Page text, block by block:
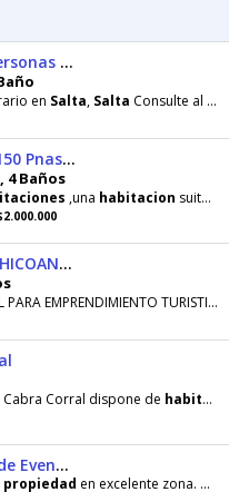
zp63 Hotel para 2 personas en
en Salta, Salta Consulte al Dueño: Fernando LISTADO DE PRECIOS
CASA CON SALON P/150 Pnas recibo vehiculo
4 Baños
,una habitacion suite con hidromasaje a terminar ,dos baños
VENTA PROPIEDAD CHICOANA P/EMPRENDIMIENTO TURISTI
TURISTICO (COMPLEJO DE CABAÑAS/CAMPING), A METROS
Corral dispone de habitaciones
Dueño Vende Salón de Eventos + Vivienda
propiedad en excelente zona. Actualmente funcionando como son de eventos